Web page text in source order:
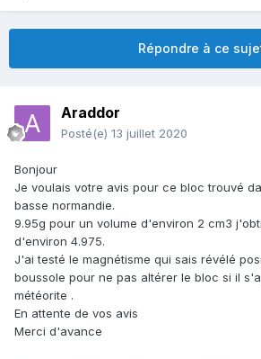
Répondre à ce
Araddor
Posté(e) 13 juillet 2020
Bonjour
Je voulais votre avis pour ce bloc trouvé
basse normandie.
9.95g pour un volume d'environ 2 cm3
d'environ 4.975.
J'ai testé le magnétisme qui sais révélé
boussole pour ne pas altérer le bloc si il
météorite .
En attente de vos avis
Merci d'avance